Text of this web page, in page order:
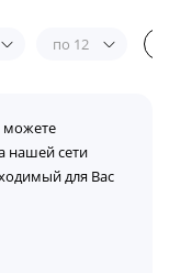
по 12
можете
нашей сети
для Вас